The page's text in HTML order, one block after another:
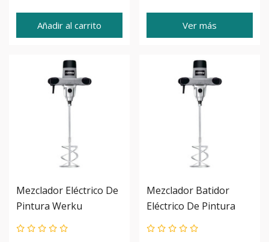
Añadir al carrito Ver más
Mezclador Eléctrico De
Pintura Werku
WK400120
Mezclador Batidor
Eléctrico De Pintura
Werku WK400130